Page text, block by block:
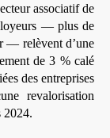
associatif de
— plus de
— relèvent d’une
de 3 % calé
des entreprises
revalorisation
2024.